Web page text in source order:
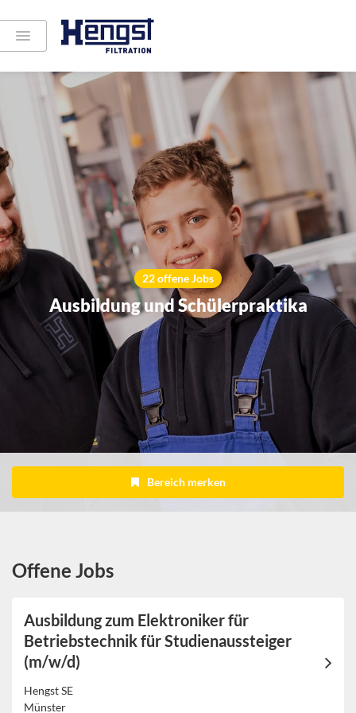
22 offene Jobs
Ausbildung und Schülerpraktika
Bereich merken
Offene Jobs
Ausbildung zum Elektroniker für
Betriebstechnik für Studienaussteiger
(m/w/d)
Hengst SE
Münster